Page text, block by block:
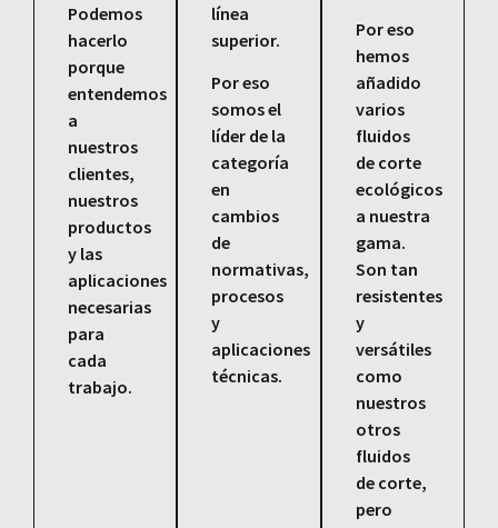
Podemos
hacerlo
porque
entendemos
a
nuestros
clientes,
nuestros
productos
y las
aplicaciones
necesarias
para
cada
trabajo.
línea
superior.
Por eso
somos el
líder de la
categoría
en
cambios
de
normativas,
procesos
y
aplicaciones
técnicas.
Por eso
hemos
añadido
varios
fluidos
de corte
ecológicos
a nuestra
gama.
Son tan
resistentes
y
versátiles
como
nuestros
otros
fluidos
de corte,
pero